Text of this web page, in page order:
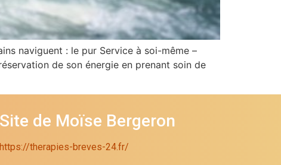
naviguent : le pur Service à soi-même –
de son énergie en prenant soin de
Site de Moïse Bergeron
https://therapies-breves-24.fr/